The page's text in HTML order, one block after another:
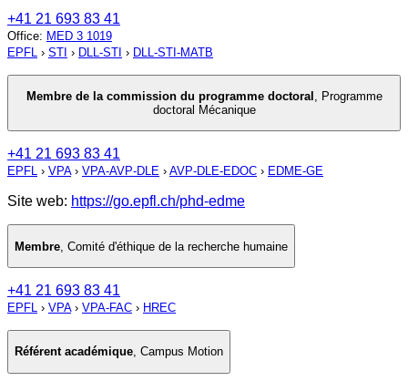
+41 21 693 83 41
Office: MED 3 1019
EPFL › STI › DLL-STI › DLL-STI-MATB
Membre de la commission du programme doctoral , Programme
doctoral Mécanique
+41 21 693 83 41
EPFL › VPA› VPA-AVP-DLE › AVP-DLE-EDOC › EDME-GE
Site web: https://go.epfl.ch/phd-edme
Membre Comité d'éthique de la recherche humaine
+41 21 693 83 41
EPFL › VPA› VPA-FAC › HREC
Référent académique, Campus Motion